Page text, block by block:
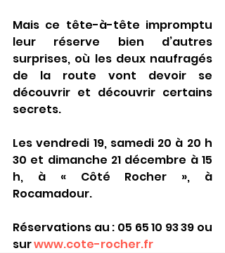
Mais ce tête-à-tête impromptu
leur réserve bien d’autres
surprises, où les deux naufragés
de la route vont devoir se
découvrir et découvrir certains
secrets.
Les vendredi 19, samedi 20 à 20 h
30 et dimanche 21 décembre à 15
h, à « Côté Rocher », à
Rocamadour.
Réservations au : 05 65 10 93 39 ou
sur www.cote-rocher.fr